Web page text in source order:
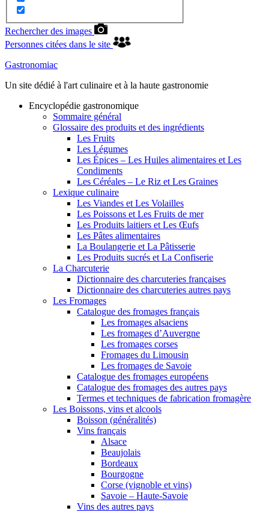
Rechercher des images
Personnes citées dans le site
Gastronomiac
Un site dédié à l'art culinaire et à la haute gastronomie
Encyclopédie gastronomique
Sommaire général
Glossaire des produits et des ingrédients
Les Fruits
Les Légumes
Les Épices – Les Huiles alimentaires et Les
Condiments
Les Céréales – Le Riz et Les Graines
Lexique culinaire
Les Viandes et Les Volailles
Les Poissons et Les Fruits de mer
Les Produits laitiers et Les Œufs
Les Pâtes alimentaires
La Boulangerie et La Pâtisserie
Les Produits sucrés et La Confiserie
La Charcuterie
Dictionnaire des charcuteries françaises
Dictionnaire des charcuteries autres pays
Les Fromages
Catalogue des fromages français
Les fromages alsaciens
Les fromages d’Auvergne
Les fromages corses
Fromages du Limousin
Les fromages de Savoie
Catalogue des fromages européens
Catalogue des fromages des autres pays
Termes et techniques de fabrication fromagère
Les Boissons, vins et alcools
Boisson (généralités)
Vins français
Alsace
Beaujolais
Bordeaux
Bourgogne
Corse (vignoble et vins)
Savoie – Haute-Savoie
Vins des autres pays